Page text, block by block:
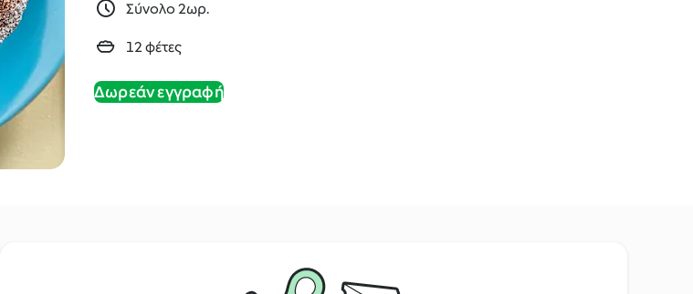
Σύνολο 2ωρ.
12 φέτες
Δωρεάν εγγραφή